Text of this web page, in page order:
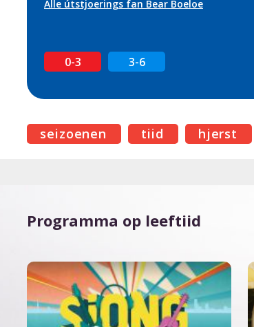
Alle útstjoerings fan Bear Boeloe
0-3 3-6
seizoenen tiid hjerst
Programma op leeftiid